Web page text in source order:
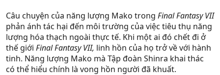
Câu chuyện của năng lượng Mako trong Final Fantasy VII
phản ánh tác hại đến môi trường của việc tiêu thụ năng
lượng hóa thạch ngoài thực tế. Khi một ai đó chết đi ở
thế giới Final Fantasy VII, linh hồn của họ trở về với hành
tinh. Năng lượng Mako mà Tập đoàn Shinra khai thác
có thể hiểu chính là vong hồn người đã khuất.